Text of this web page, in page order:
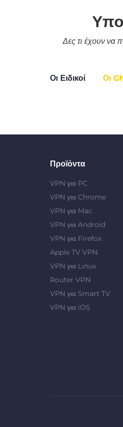
Δες τι έχουν να
Οι Ειδικοί Οι
Προϊόντα
VPN για PC
VPN για Chrome
VPN για Mac
VPN για Android
VPN για Firefox
Apple TV VPN
VPN για Linux
Router VPN
VPN για Smart TV
VPN για iOS